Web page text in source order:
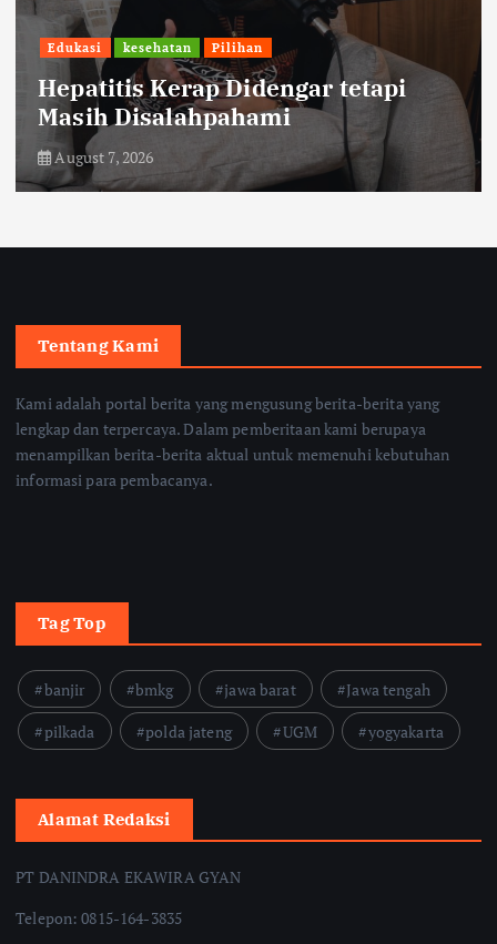
Ekonomi
Sambut HUT RI, KAI Logistik
Hadirkan Promo ‘Merdeka Ongkir’
August 7, 2026
Tentang Kami
Kami adalah portal berita yang mengusung berita-berita yang
lengkap dan terpercaya. Dalam pemberitaan kami berupaya
menampilkan berita-berita aktual untuk memenuhi kebutuhan
informasi para pembacanya.
Tag Top
banjir bmkg jawa barat
Jawa tengah
pilkada
polda jateng UGM yogyakarta
Alamat Redaksi
PT DANINDRA EKAWIRA GYAN
Telepon: 0815-164-3835